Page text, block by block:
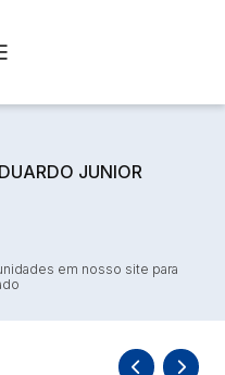
JUNIOR
em nosso site para